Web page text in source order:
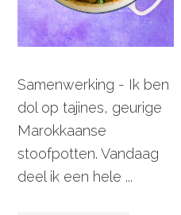
Samenwerking - Ik ben
dol op tajines, geurige
Marokkaanse
stoofpotten. Vandaag
deel ik een hele ...